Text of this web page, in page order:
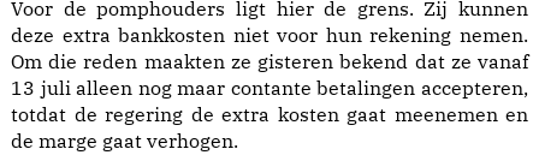
Voor de pomphouders ligt hier de grens. Zij kunnen
deze extra bankkosten niet voor hun rekening nemen.
Om die reden maakten ze gisteren bekend dat ze vanaf
13 juli alleen nog maar contante betalingen accepteren,
totdat de regering de extra kosten gaat meenemen en
de marge gaat verhogen.